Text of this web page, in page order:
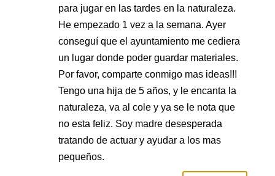
para jugar en las tardes en la naturaleza.
He empezado 1 vez a la semana. Ayer
conseguí que el ayuntamiento me cediera
un lugar donde poder guardar materiales.
Por favor, comparte conmigo mas ideas!!!
Tengo una hija de 5 años, y le encanta la
naturaleza, va al cole y ya se le nota que
no esta feliz. Soy madre desesperada
tratando de actuar y ayudar a los mas
pequeños.